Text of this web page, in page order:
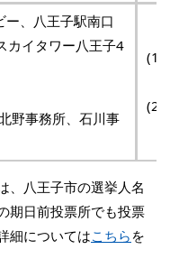
、八王子駅南口
カイタワー八王子4
野事務所、石川事
(1)
(2)
、八王子市の選挙人名
期日前投票所でも投票
細についてはこちら を